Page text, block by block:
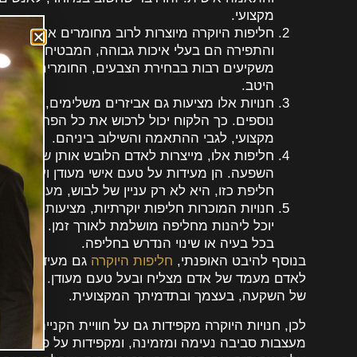
מקצועי.
חליפות היוקרה מיוצרות לרוב מחומרים
והתפירה הם בעלי איכות גבוהה, המבטיחים
משקיעים רבות בבחירת הצבעים, החומרים
היטב.
חנויות אלו מציעות גם אביזרים משלימים, כגון:
נוספים. כך הלקוח יכול לרכוש את כל הפריטים
מקצועי, לגבי ההתאמה והשילוב ביניהם.
חליפות אלו, מייצרות לאדם הלובש אותן שדר של
השפעה. הן מעידות על טעם אישי מעודן ועל
חליפת כזו, היא לא רק עניין של לבוש, מעמד
חנויות המוכרות חליפות יוקרתיות, מציעות גם
יוכל ליהנות מחליפה מושלמת לאורך זמן. הן
בכל בעיה או שינוי הנדרש בחליפה.
בנוסף להיבט האופנתי, חליפות היוקרה גם מעידות על
לאדם מעמד של אדם מצליח ובעל טעם מעודן. רכישת
של השקעה, בעצמך ובתדמיתך המקצועית.
לכן, חנויות היוקרה מקפידות גם על חוויית הקנייה
מעצבות סביבה נעימה ומזמינה, ומקפידות על פרטים